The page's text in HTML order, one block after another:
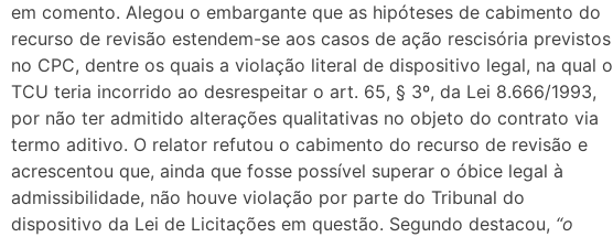
em comento. Alegou o embargante que as hipóteses de cabimento do
recurso de revisão estendem-se aos casos de ação rescisória previstos
no CPC, dentre os quais a violação literal de dispositivo legal, na qual o
TCU teria incorrido ao desrespeitar o art. 65, § 3º, da Lei 8.666/1993,
por não ter admitido alterações qualitativas no objeto do contrato via
termo aditivo. O relator refutou o cabimento do recurso de revisão e
acrescentou que, ainda que fosse possível superar o óbice legal à
admissibilidade, não houve violação por parte do Tribunal do
dispositivo da Lei de Licitações em questão. Segundo destacou, “o